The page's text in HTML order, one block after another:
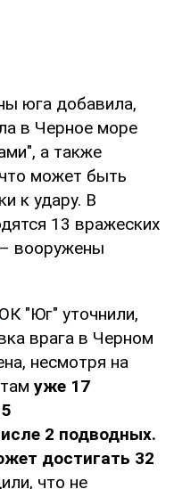
юга добавила,
в Черное море
а также
может быть
к удару. В
13 вражеских
вооружены
ОК "Юг" уточнили,
врага в Черном
несмотря на
уже 17
2 подводных.
достигать 32
что не